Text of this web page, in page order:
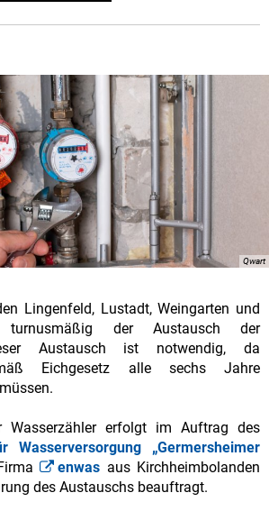
Qwart
Lingenfeld, Lustadt, Weingarten und
der Austausch der
Austausch ist notwendig, da
Eichgesetz alle sechs Jahre
Wasserzähler erfolgt im Auftrag des
Wasserversorgung „Germersheimer
enwas aus Kirchheimbolanden
des Austauschs beauftragt.